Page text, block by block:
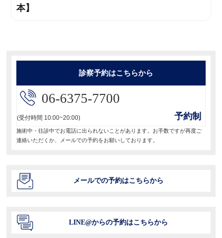
の
本】
診察予約はこちらから
06-6375-7700
(受付時間 10:00~20:00) 予約制
施術中・往診中でお電話に出られないことがあります。お手数ですが再度ご
連絡いただくか、メールでの予約をお願いしております。
メールでの予約はこちらから
LINE@からの予約はこちらから